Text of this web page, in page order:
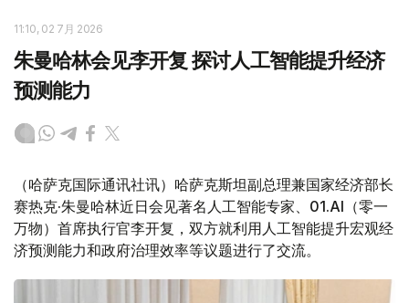
11:10, 02 7月 2026
朱曼哈林会见李开复 探讨人工智能提升经济
预测能力
（哈萨克国际通讯社讯）哈萨克斯坦副总理兼国家经济部长
赛热克·朱曼哈林近日会见著名人工智能专家、01.AI （零一
万物）首席执行官李开复，双方就利用人工智能提升宏观经
济预测能力和政府治理效率等议题进行了交流。